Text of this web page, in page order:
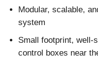
Modular, scalable,
system
Small footprint, well-
control boxes near